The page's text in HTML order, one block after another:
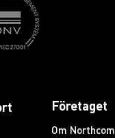
Företaget
Om Northcom